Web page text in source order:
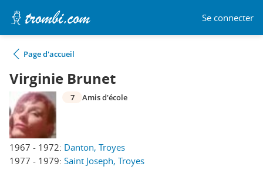
Se connecter
Page d'accueil
Virginie Brunet
1967 - 1972: Danton, Troyes
1977 - 1979: Saint Joseph, Troyes
7 Amis d'école